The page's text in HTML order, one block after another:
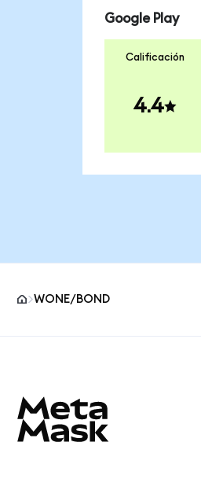
Google Play
Calificación
4.4
WONE/BOND